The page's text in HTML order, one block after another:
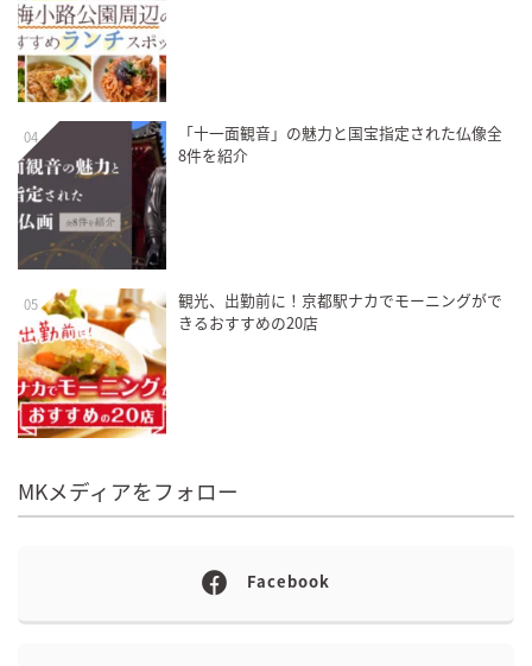
04
「十一面観音」の魅力と国宝指定された仏像全
8件を紹介
05
観光、出勤前に！京都駅ナカでモーニングがで
きるおすすめの20店
MKメディアをフォロー
Facebook